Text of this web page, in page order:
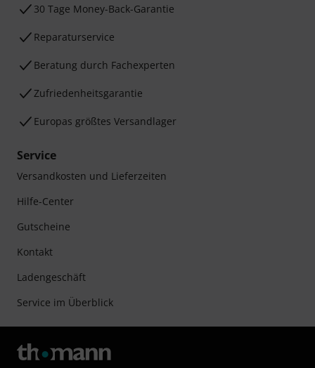
30 Tage Money-Back-Garantie
Reparaturservice
Beratung durch Fachexperten
Zufriedenheitsgarantie
Europas größtes Versandlager
Service
Versandkosten und Lieferzeiten
Hilfe-Center
Gutscheine
Kontakt
Ladengeschäft
Service im Überblick